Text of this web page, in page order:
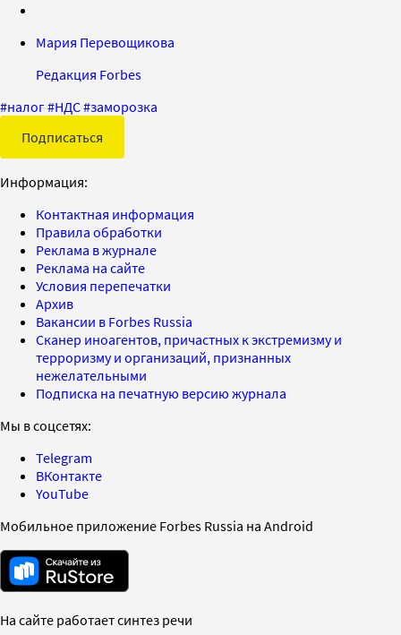
Мария Перевощикова
Редакция Forbes
#налог#НДС#заморозка
Подписаться
Информация:
Контактная информация
Правила обработки
Реклама в журнале
Реклама на сайте
Условия перепечатки
Архив
Вакансии в Forbes Russia
Сканер иноагентов, причастных к экстремизму и
терроризму и организаций, признанных
нежелательными
Подписка на печатную версию журнала
Мы в соцсетях:
Telegram
ВКонтакте
YouTube
Мобильное приложение Forbes Russia на Android
На сайте работает синтез речи